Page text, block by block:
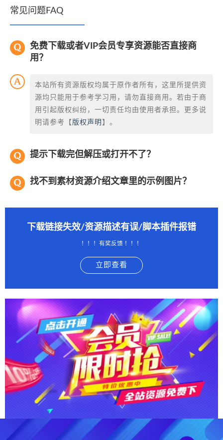
常见问题FAQ
免费下载或者VIP会员专享资源能否直接商
用？
本站所有资源版权均属于原作者所有，这里所提供资
源均只能用于参考学习用，请勿直接商用。若由于商
用引起版权纠纷，一切责任均由使用者承担。更多说
明请参考【 版权声明 】。
提示下载完但解压或打开不了？
找不到素材资源介绍文章里的示例图片？
下载链接失效/资源描述有误/脚本插件报错
！！！有奖反馈 ！！！
立即查看